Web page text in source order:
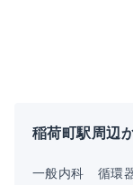
稲荷町駅周辺
一般内科 循環